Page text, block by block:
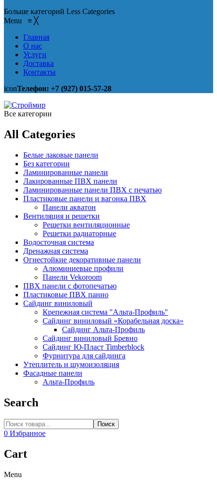
Больше категорий Less Categories
Menu ≡ ╳
Главная
О нас
Услуги
Доставка
Контакты
iconТелефон: +7 (927) 015-57-28
Все категории
All Categories
Белые лаковые панели
Без категории
Ламинированные панели
Лакированные ПВХ панели
Ламинированные панели ПВХ с печатью
Пластиковые панели и вагонка ПВХ
Панели акватон
Вентиляция и решетки
Решетки вентиляционные
Решетки радиаторные
Водосточная система
Дренажная система
Огнестойкие декоративные панели
Алюминиевые профили
Панели Vekoroom
ПВХ панели с фотопечатью
Пластиковые ПВХ панно
Сайдинг виниловый
Крепежная система "Альта-Профиль"
Сайдинг виниловый «Корабельная доска»
Сайдинг Альта-Профиль
Сайдинг виниловый Бревно
Сайдинг Ю-Пласт Timberblock
Фурнитура для сайдинга
Утеплитель и шумоизоляция
Фасадные панели
Альта-Профиль
Search
Поиск
0 Избранное
Cart
Menu